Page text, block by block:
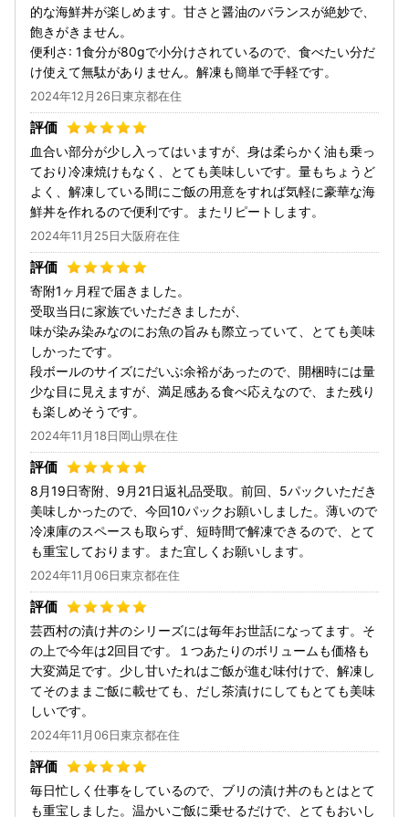
的な海鮮丼が楽しめます。甘さと醤油のバランスが絶妙で、
飽きがきません。
便利さ: 1食分が80gで小分けされているので、食べたい分だ
け使えて無駄がありません。解凍も簡単で手軽です。
2024年12月26日東京都在住
血合い部分が少し入ってはいますが、身は柔らかく油も乗っ
ており冷凍焼けもなく、とても美味しいです。量もちょうど
よく、解凍している間にご飯の用意をすれば気軽に豪華な海
鮮丼を作れるので便利です。またリピートします。
2024年11月25日大阪府在住
寄附1ヶ月程で届きました。
受取当日に家族でいただきましたが、
味が染み染みなのにお魚の旨みも際立っていて、とても美味
しかったです。
段ボールのサイズにだいぶ余裕があったので、開梱時には量
少な目に見えますが、満足感ある食べ応えなので、また残り
も楽しめそうです。
2024年11月18日岡山県在住
8月19日寄附、9月21日返礼品受取。前回、5パックいただき
美味しかったので、今回10パックお願いしました。薄いので
冷凍庫のスペースも取らず、短時間で解凍できるので、とて
も重宝しております。また宜しくお願いします。
2024年11月06日東京都在住
芸西村の漬け丼のシリーズには毎年お世話になってます。そ
の上で今年は2回目です。１つあたりのボリュームも価格も
大変満足です。少し甘いたれはご飯が進む味付けで、解凍し
てそのままご飯に載せても、だし茶漬けにしてもとても美味
しいです。
2024年11月06日東京都在住
毎日忙しく仕事をしているので、ブリの漬け丼のもとはとて
も重宝しました。温かいご飯に乗せるだけで、とてもおいし